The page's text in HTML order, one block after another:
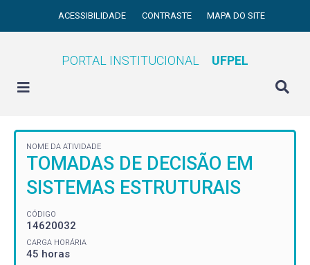
ACESSIBILIDADE CONTRASTE MAPA DO SITE
PORTAL INSTITUCIONAL UFPEL
NOME DA ATIVIDADE
TOMADAS DE DECISÃO EM
SISTEMAS ESTRUTURAIS
CÓDIGO
14620032
CARGA HORÁRIA
45 horas